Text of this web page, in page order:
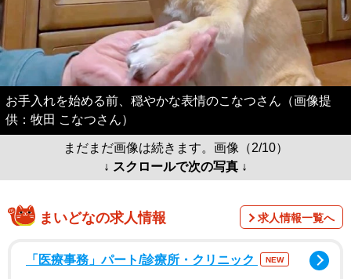
お手入れを始める前、穏やかな表情のこなつさん（画像提
供：牧田 こなつさん）
まだまだ画像は続きます。画像（2/10）
↓ スクロールで次の写真 ↓
まいどなの求人情報 求人情報一覧へ
「医療事務」パート/診療所・クリニック NEW